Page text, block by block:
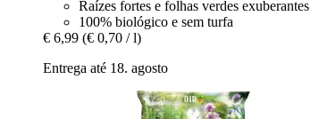
Raízes fortes e folhas verdes exuberantes
100% biológico e sem turfa
€ 6,99 (€ 0,70 / l)
Entrega até 18. agosto